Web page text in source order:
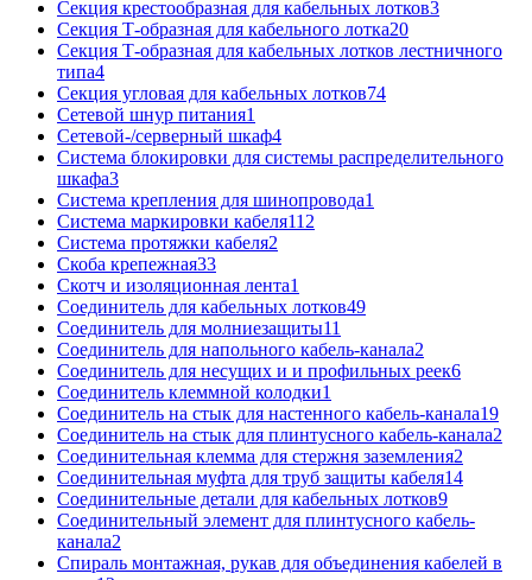
Секция крестообразная для кабельных лотков3
Секция Т-образная для кабельного лотка20
Секция Т-образная для кабельных лотков лестничного
типа4
Секция угловая для кабельных лотков74
Сетевой шнур питания1
Сетевой-/серверный шкаф4
Система блокировки для системы распределительного
шкафа3
Система крепления для шинопровода1
Система маркировки кабеля112
Система протяжки кабеля2
Скоба крепежная33
Скотч и изоляционная лента1
Соединитель для кабельных лотков49
Соединитель для молниезащиты11
Соединитель для напольного кабель-канала2
Соединитель для несущих и и профильных реек6
Соединитель клеммной колодки1
Соединитель на стык для настенного кабель-канала19
Соединитель на стык для плинтусного кабель-канала2
Соединительная клемма для стержня заземления2
Соединительная муфта для труб защиты кабеля14
Соединительные детали для кабельных лотков9
Соединительный элемент для плинтусного кабель-
канала2
Спираль монтажная, рукав для объединения кабелей в